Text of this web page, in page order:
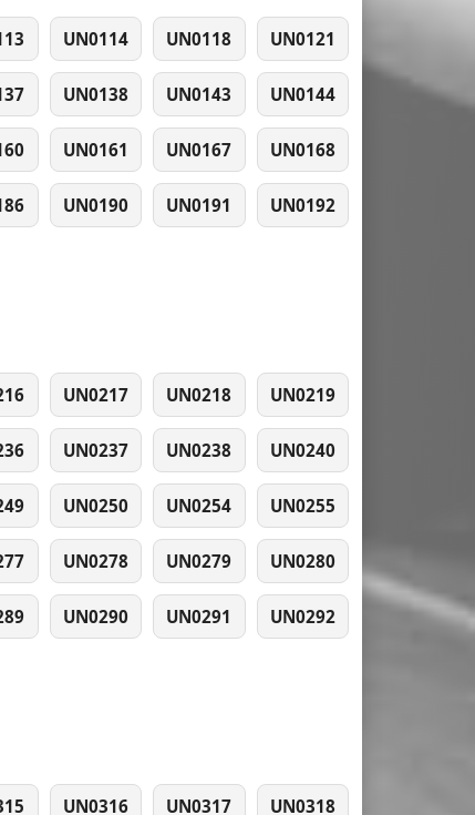
UN0114 UN0118 UN0121
UN0138 UN0143 UN0144
UN0161 UN0167 UN0168
UN0190 UN0191 UN0192
UN0217 UN0218 UN0219
UN0237 UN0238 UN0240
UN0250 UN0254 UN0255
UN0278 UN0279 UN0280
UN0290 UN0291 UN0292
UN0316 UN0317 UN0318